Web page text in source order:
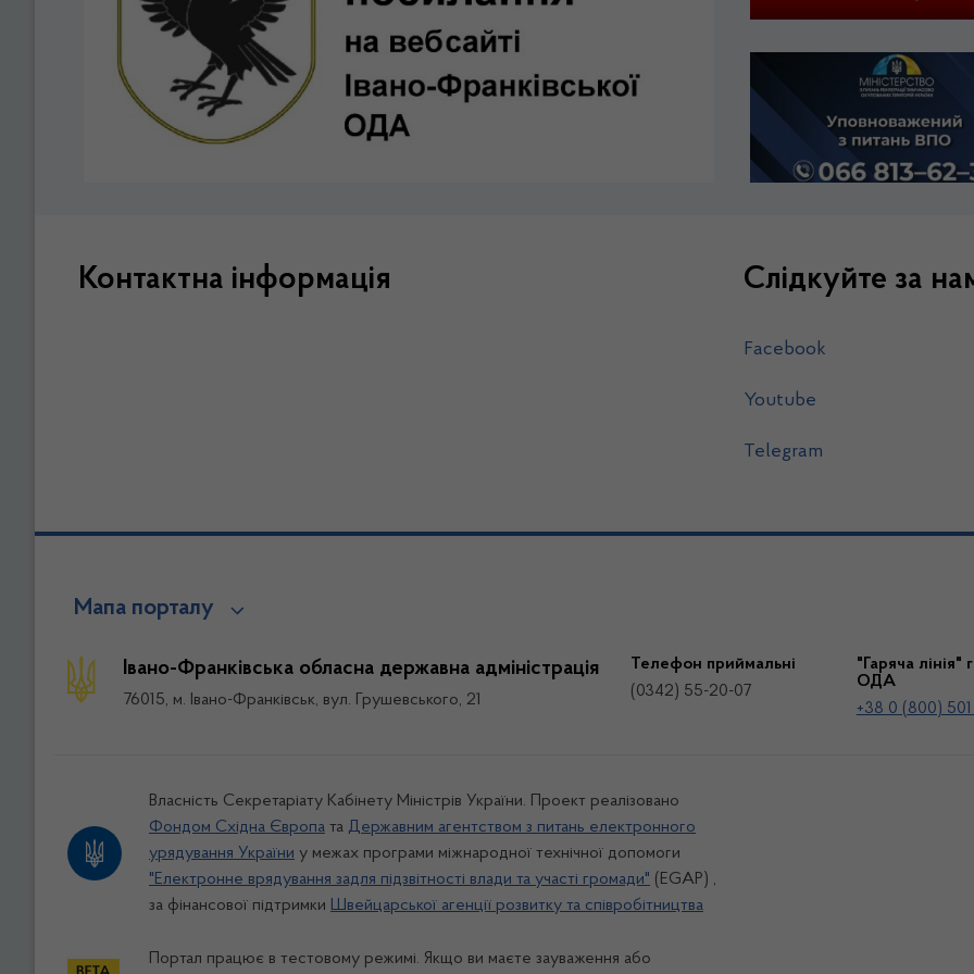
Контактна інформація Слідкуйте за
Facebook
Youtube
Telegram
Мапа порталу
Івано-Франківська обласна державна адміністрація
76015, м. Івано-Франківськ, вул. Грушевського, 21
Телефон приймальні
(0342) 55-20-07
"Гаряча лінія"
ОДА
+38 0 (800)
Власність Секретаріату Кабінету Міністрів України. Проект реалізовано
Фондом Східна Європа та Державним агентством з питань електронного
урядування України у межах програми міжнародної технічної допомоги
"Електронне врядування задля підзвітності влади та участі громади" (EGAP) ,
за фінансової підтримки Швейцарської агенції розвитку та співробітництва
Портал працює в тестовому режимі. Якщо ви маєте зауваження або